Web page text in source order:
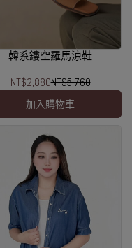
韓系鏤空羅馬涼鞋
NT$2,880NT$5,760
加入購物車